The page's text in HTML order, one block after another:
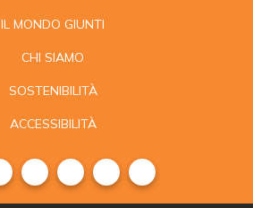
IL MONDO GIUNTI
CHI SIAMO
SOSTENIBILITÀ
ACCESSIBILITÀ